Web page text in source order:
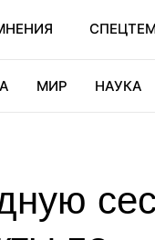
МИР НАУКА